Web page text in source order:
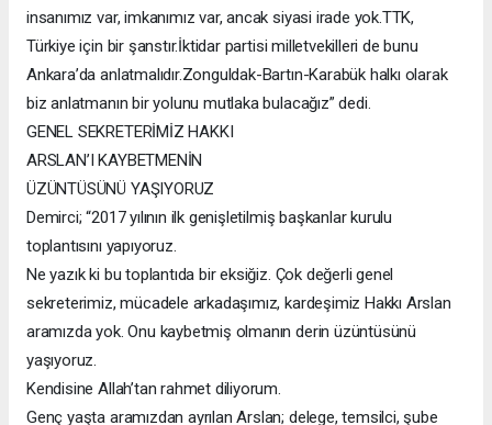
insanımız var, imkanımız var, ancak siyasi irade yok.TTK,
Türkiye için bir şanstır.İktidar partisi milletvekilleri de bunu
Ankara’da anlatmalıdır.Zonguldak-Bartın-Karabük halkı olarak
biz anlatmanın bir yolunu mutlaka bulacağız” dedi.
GENEL SEKRETERİMİZ HAKKI
ARSLAN’I KAYBETMENİN
ÜZÜNTÜSÜNÜ YAŞIYORUZ
Demirci; “2017 yılının ilk genişletilmiş başkanlar kurulu
toplantısını yapıyoruz.
Ne yazık ki bu toplantıda bir eksiğiz. Çok değerli genel
sekreterimiz, mücadele arkadaşımız, kardeşimiz Hakkı Arslan
aramızda yok. Onu kaybetmiş olmanın derin üzüntüsünü
yaşıyoruz.
Kendisine Allah’tan rahmet diliyorum.
Genç yaşta aramızdan ayrılan Arslan; delege, temsilci, şube